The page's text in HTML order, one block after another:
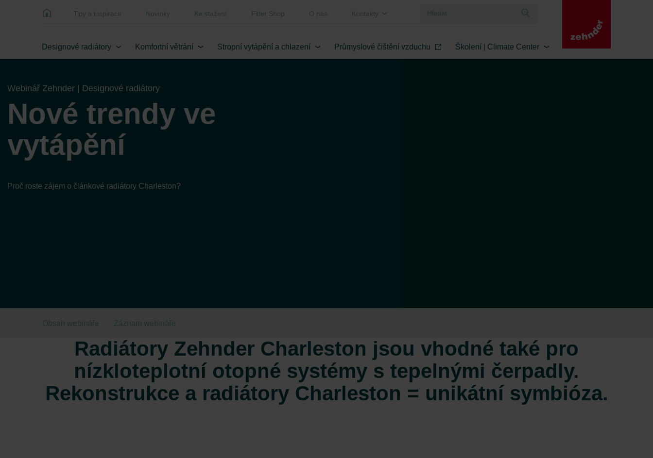
Tipy a inspirace Novinky Ke stažení Filter Shop O nás Kontakty
Designové radiátory Komfortní větrání Stropní vytápění a chlazení Průmyslové čištění vzduchu Školení | Climate Center
Webinář Zehnder | Designové radiátory
Nové trendy ve
vytápění
Proč roste zájem o článkové radiátory Charleston?
Obsah webináře Záznam webináře
Radiátory Zehnder Charleston jsou vhodné také pro
nízkloteplotní otopné systémy s tepelnými čerpadly.
Rekonstrukce a radiátory Charleston = unikátní symbióza.